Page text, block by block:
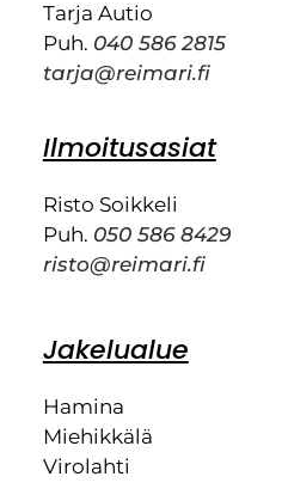
Tarja Autio
Puh. 040 586 2815
tarja@reimari.fi
Ilmoitusasiat
Risto Soikkeli
Puh. 050 586 8429
risto@reimari.fi
Jakelualue
Hamina
Miehikkälä
Virolahti